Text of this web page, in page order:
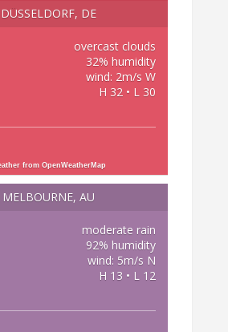
DÜSSELDORF, DE
overcast clouds
32% humidity
wind: 2m/s W
H 32 • L 30
from OpenWeatherMap
MELBOURNE, AU
moderate rain
92% humidity
wind: 5m/s N
H 13 • L 12